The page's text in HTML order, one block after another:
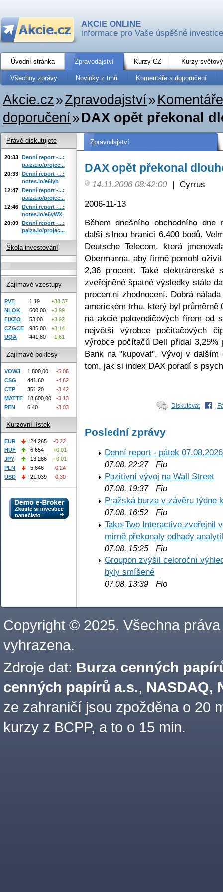
AKCIE ONLINE
informace pro Vaše úspěšné investice
Úvodní stránka Zpravodajství Kurzy CZ Kurzy
Všechny zprávy Novinky z trhů Komentáře a doporučení
Akcie.cz»Zpravodajství»
doporučení»DAX opět překonal
Zpravodajství
DAX opět překonal
14.11.2006 08:42:00 | Cyrrus
2006-11-13
Během dnešního obchodního
další silnou hranici 6.400 bodů.
Deutsche Telecom, která
Obermanna, aby firmě pomohl
2,36 procent. Také elektrárenské
zveřejněné špatné výsledky stále
procentní zhodnocení. Dobrá
americkém trhu, který byl průměrně
na akcie polovodičových firem od
největší výrobce počítačových
výrobce počítačů Dell přidal 3,25%
Bank na "kupovat". Vývoj v
tom, jak si index DAX poradí s
Diskutovat
Poslední zprávy
Denní report - pátek 07.08.2026
07.08. 22:27Fio
Pozitivní vývoj na Wall Street
07.08. 19:37Fio
Pražská burza v závěru týdne
07.08. 16:52 Fio
Take-Two Interactive zveřejnil
mírně překonaly odhady
07.08. 15:25 Fio
Groupon zvýšil celoroční
byly smíšené
07.08. 13:39 Fio
Právě diskutujete
20:33 Denní report -...:
paiza.io/projec...
20:33 Denní report -...:
notes.io/e6iyb
12:47 Denní report -...:
paiza.io/projec...
12:46 Denní report -...:
notes.io/e6yWX
20:09 Denní report -...:
paiza.io/projec...
Škola investování
Zajímavé vzestupy
PVT 1,19
+38,37
NLOK
600,00
+3,99
FIXZO
53,00
+3,92
CZGCE
985,00
+3,14
UQA
441,80 +1,61
Zajímavé poklesy
VOW3 1 800,00
-5,06
CSG
441,60
-4,62
CTP
361,20
-3,42
MATTE
18 600,00
-3,13
PEN
6,40 -3,03
Kurzovní lístek
EUR 24,265
-0,22
HUF
6,654
+0,01
JPY
13,286
+0,01
PLN
5,646
-0,24
USD
21,039 -0,30
Copyright © 2025. Všechna práva
vyhrazena.
Zdroje dat: Burza cenných
cenných papírů a.s., NASDAQ,
ze zahraničí jsou zpožděna o 20
kurzy z BCPP, a to o 15 min.